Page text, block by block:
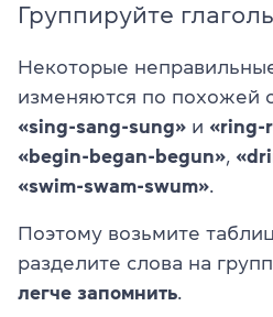
Группируйте
Некоторые
изменяются по похожей
«sing-sang-sung» и «ring-
«begin-began-begun»,
«swim-swam-swum».
Поэтому возьмите
разделите слова на
легче запомнить.